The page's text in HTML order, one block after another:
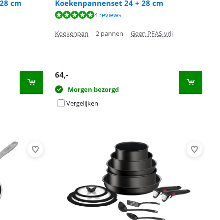
cm
Koekenpannenset 24 + 28 cm
4 reviews
Koekenpan | 2 pannen | Geen PFAS-vrij
64,-
Morgen bezorgd
Vergelijken